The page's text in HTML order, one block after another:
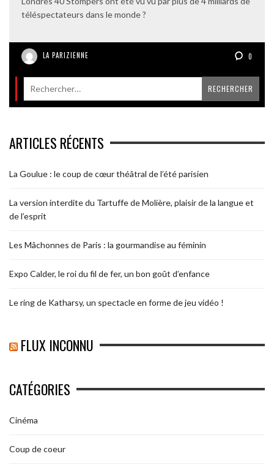
téléspectateurs dans le monde ?
LA PARIZIENNE 0
ARTICLES RÉCENTS
La Goulue : le coup de cœur théâtral de l’été parisien
La version interdite du Tartuffe de Molière, plaisir de la langue et
de l’esprit
Les Mâchonnes de Paris : la gourmandise au féminin
Expo Calder, le roi du fil de fer, un bon goût d’enfance
Le ring de Katharsy, un spectacle en forme de jeu vidéo !
FLUX INCONNU
CATÉGORIES
Cinéma
Coup de coeur